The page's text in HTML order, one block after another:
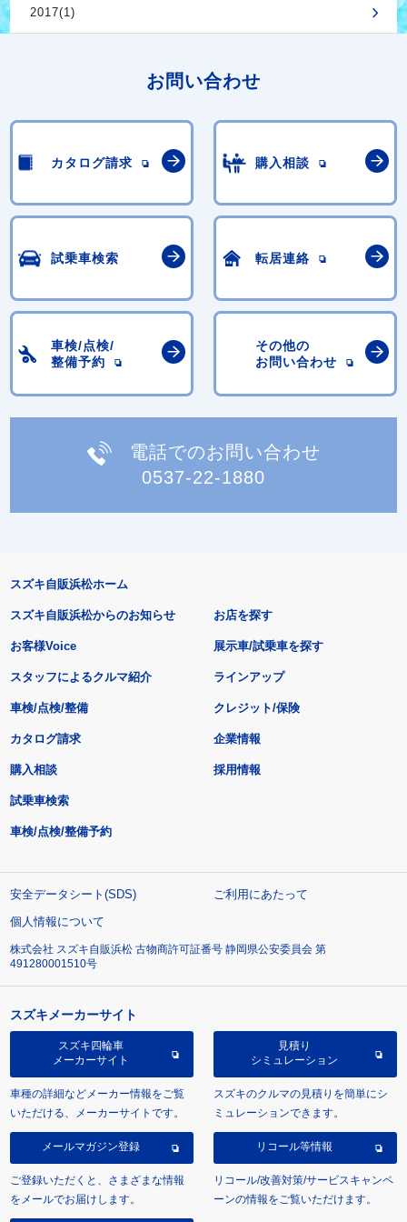
2017(1)
お問い合わせ
カタログ請求 購入相談
試乗車検索 転居連絡
車検/点検/
整備予約
その他の
お問い合わせ
電話でのお問い合わせ
0537-22-1880
スズキ自販浜松ホーム
スズキ自販浜松からのお知らせ
お客様Voice
スタッフによるクルマ紹介
お店を探す
展示車/試乗車を探す
ラインアップ
車検/点検/整備 クレジット/保険
カタログ請求
購入相談
試乗車検索
車検/点検/整備予約
企業情報
採用情報
安全データシート(SDS)
ご利用にあたって
個人情報について
株式会社 スズキ自販浜松 古物商許可証番号 静岡県公安委員会 第
491280001510号
スズキメーカーサイト
スズキ四輪車
メーカーサイト
車種の詳細などメーカー情報をご覧
いただける、メーカーサイトです。
見積り
シミュレーション
スズキのクルマの見積りを簡単にシ
ミュレーションできます。
メールマガジン登録
ご登録いただくと、さまざまな情報
をメールでお届けします。
リコール等情報
リコール/改善対策/サービスキャンペ
ーンの情報をご覧いただけます。